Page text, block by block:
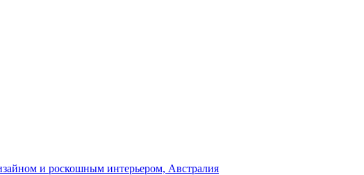
и роскошным интерьером, Австралия